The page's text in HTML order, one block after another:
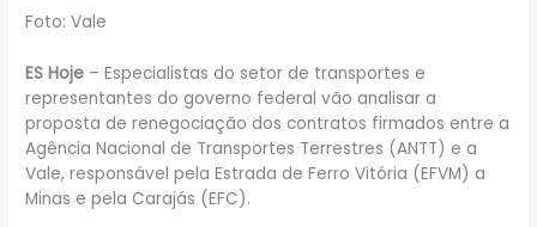
Foto: Vale
ES Hoje – Especialistas do setor de transportes e
representantes do governo federal vão analisar a
proposta de renegociação dos contratos firmados entre a
Agência Nacional de Transportes Terrestres (ANTT) e a
Vale, responsável pela Estrada de Ferro Vitória (EFVM) a
Minas e pela Carajás (EFC).